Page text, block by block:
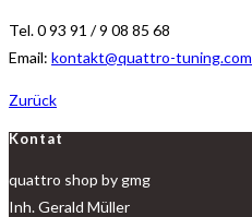
Tel. 0 93 91 / 9 08 85 68
Email: kontakt@quattro-tuning.com
Zurück
Kontat
quattro shop by gmg
Inh. Gerald Müller